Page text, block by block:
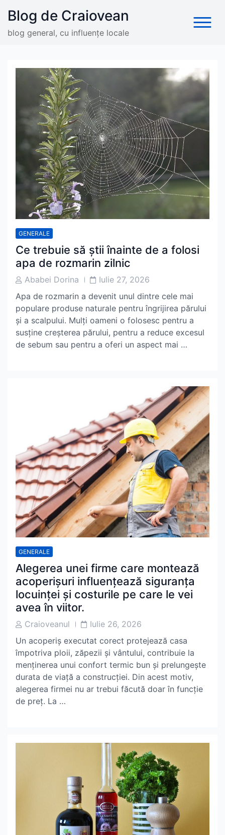
content
Blog de Craiovean
blog general, cu influențe locale
GENERALE
Ce trebuie să știi înainte de a folosi
apa de rozmarin zilnic
PostAbabei Dorina
PostIulie 27, 2026
Apa de rozmarin a devenit unul dintre cele mai
populare produse naturale pentru îngrijirea părului
și a scalpului. Mulți oameni o folosesc pentru a
susține creșterea părului, pentru a reduce excesul
de sebum sau pentru a oferi un aspect mai …
GENERALE
Alegerea unei firme care montează
acoperișuri influențează siguranța
locuinței și costurile pe care le vei
avea în viitor.
PostCraioveanul
PostIulie 26, 2026
Un acoperiș executat corect protejează casa
împotriva ploii, zăpezii și vântului, contribuie la
menținerea unui confort termic bun și prelungește
durata de viață a construcției. Din acest motiv,
alegerea firmei nu ar trebui făcută doar în funcție
de preț. La …